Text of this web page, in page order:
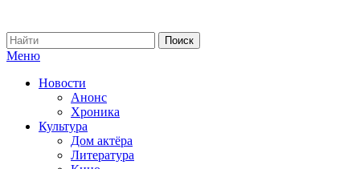
Меню
Новости
Анонс
Хроника
Культура
Дом актёра
Литература